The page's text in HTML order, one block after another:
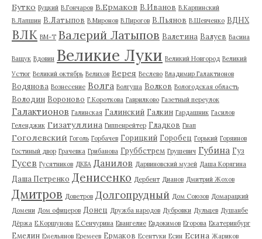
Бутко Буцкий В.Гончаров В.Ермаков В.Иванов В.Карпинский
В.Лапшин В.Латыпов В.Миронов В.Пирогов В.Пьянов В.Шевченко ВДНХ
ВЛК ВМ-Т Валерий Латыпов Валетина Валуев Васина
Ващук Вдовин Великие Луки Великий Новгород Великий
Устюг Великий октябрь Велихов Верея Веслево Владимир Галактионов
Водянова Вознесение Волга Волгуша Волков Вологодская область
Володин Вороново Г.Короткова Гаврилково Газетный переулок
Галактионов Галинская Галинский Галкин Гардашник Гасилов
Геленджик Гизатуллина Гиппенрейтер Гладков Гнап
Гоголевский Гоголь Горбачев Горицкий Горобец Горький Горяинов
Гостиный двор Грачевка Грибанова Груббстрем Грушевич Губина Гуз
Гусев Гусятников ДКБА Данилов Дарвиновский музей Даша Корягина
Даша Петренко Денисенко Дербент Дианов Дмитрий Жохов
Дмитров Доветров Долгопрудный Дом Союзов Домарацкий
Домени Дом офицеров Донец Дружба народов Дубровки Дульцев Душанбе
Дёржа Е.Коршунова Е.Сенчурина Евангелие Евдокимов Егорова Екатеринбург
Емелин Емельянов Еремеев Ермаков Есентуки Есин Есина Жариков